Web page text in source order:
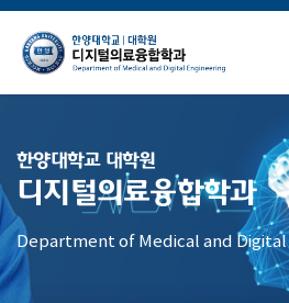
한양대학교 대학원
디지털의료융합학과
Department of Medical and